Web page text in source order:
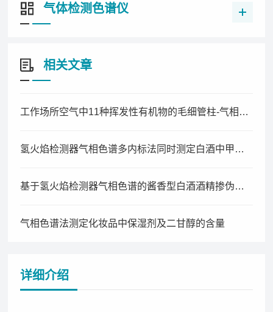
气体检测色谱仪
相关文章
工作场所空气中11种挥发性有机物的毛细管柱-气相色谱同时测定法
氢火焰检测器气相色谱多内标法同时测定白酒中甲醇、酯类及其酸类含量
基于氢火焰检测器气相色谱的酱香型白酒酒精掺伪鉴别技术研究
气相色谱法测定化妆品中保湿剂及二甘醇的含量
详细介绍